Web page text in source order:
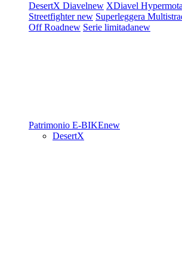
DesertX Diavelnew XDiavel
Streetfighternew Superleggera
Off Roadnew Serie limitadanew
Patrimonio E-BIKEnew
DesertX